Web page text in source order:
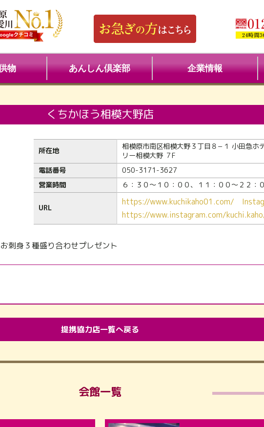
物 あんしん倶楽部 企業情報
くちかほう相模大野店
所在地
相模原市南区相模大野３丁目８−１ 小田急ホ
リー相模大野 ７F
電話番号
050-3171-3627
営業時間
６：３０～１０：００、１１：００～２２：
URL
https://www.kuchikaho01.com/
https://www.instagram.com/
お刺身３種盛り合わせプレゼント
提携協力店一覧へ戻る
会館一覧